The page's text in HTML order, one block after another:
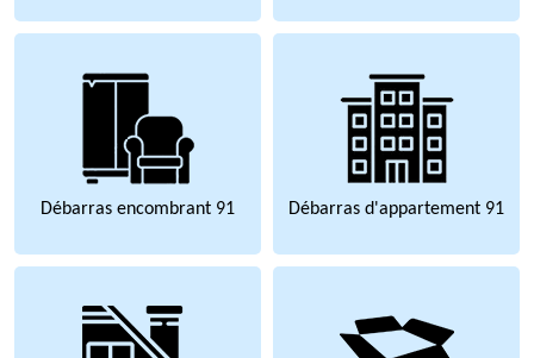
Débarras encombrant 91 Débarras d'appartement 91